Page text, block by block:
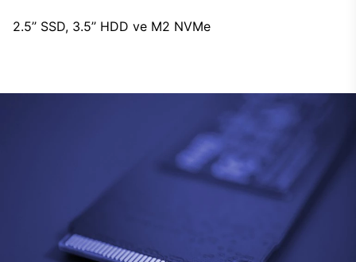
2.5’’ SSD, 3.5’’ HDD ve M2 NVMe